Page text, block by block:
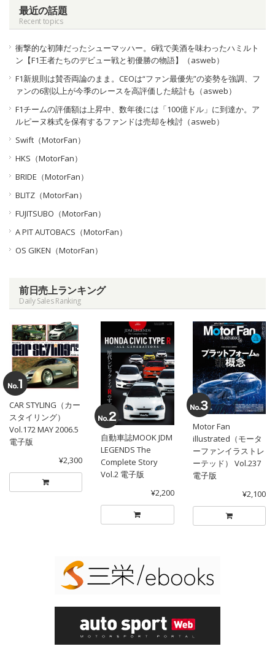
最近の話題
Recent topics
衝撃的な初陣だったシューマッハー。6戦で美酒を味わったハミルト
ン【F1王者たちのデビュー戦と初優勝の物語】（asweb）
F1新規則は賛否両論のまま。CEOは“ファン最優先”の姿勢を強調、フ
ァンの6割以上が今季のレースを高評価した統計も（asweb）
F1チームの評価額は上昇中、数年後には「100億ドル」に到達か。ア
ルピーヌ株式を保有するファンドは売却を検討（asweb）
Swift（MotorFan）
HKS（MotorFan）
BRIDE（MotorFan）
BLITZ（MotorFan）
FUJITSUBO（MotorFan）
A PIT AUTOBACS（MotorFan）
OS GIKEN（MotorFan）
前日売上ランキング
Daily Sales Ranking
CAR STYLING（カー
スタイリング）
Vol.172 MAY 2006.5
電子版
¥2,300
自動車誌MOOK JDM
LEGENDS The
Complete Story
Vol.2 電子版
¥2,200
Motor Fan
illustrated（モータ
ーファンイラストレ
ーテッド） Vol.237
電子版
¥2,100